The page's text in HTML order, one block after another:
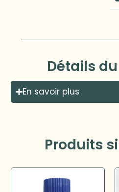
Détails
En savoir plus
Produits